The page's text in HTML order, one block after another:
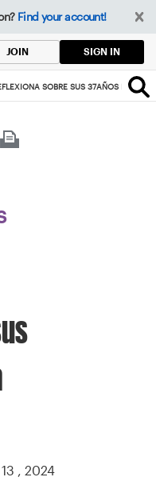
Find your account!
JOIN SIGN IN
SOBRE SUS 37AÑOS DE
, 2024